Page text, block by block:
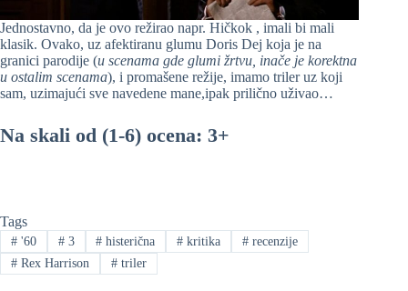
Jednostavno, da je ovo režirao napr. Hičkok , imali bi mali
klasik. Ovako, uz afektiranu glumu Doris Dej koja je na
granici parodije (u scenama gde glumi žrtvu, inače je korektna
u ostalim scenama), i promašene režije, imamo triler uz koji
sam, uzimajući sve navedene mane,ipak prilično uživao…
Na skali od (1-6) ocena: 3+
Tags
#'60 #3 # histerična # kritika # recenzije
#Rex Harrison #triler